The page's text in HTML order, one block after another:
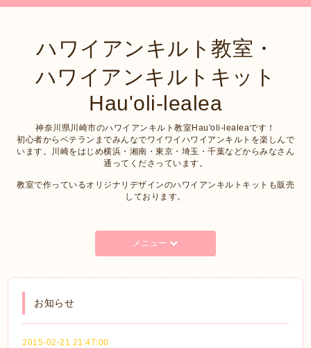
ハワイアンキルト教室・
ハワイアンキルトキット
Hau'oli-lealea
神奈川県川崎市のハワイアンキルト教室Hau'oli-lealeaです！
初心者からベテランまでみんなでワイワイハワイアンキルトを楽しんで
います。川崎をはじめ横浜・湘南・東京・埼玉・千葉などからみなさん
通ってくださっています。
教室で作っているオリジナリデザインのハワイアンキルトキットも販売
しております。
メニュー
お知らせ
2015-02-21 21:47:00